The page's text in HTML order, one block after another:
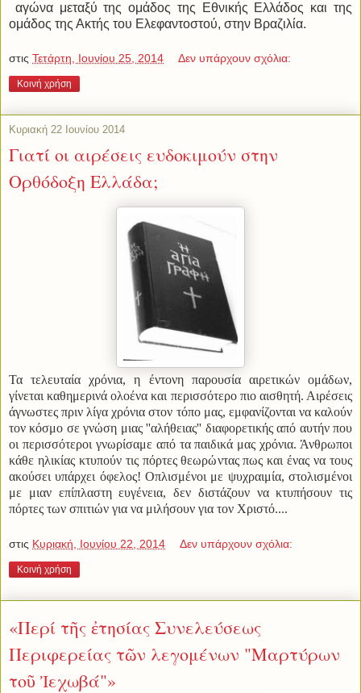
αγώνα μεταξύ της ομάδος της Εθνικής Ελλάδος και της
ομάδος της Ακτής του Ελεφαντοστού, στην Βραζιλία.
στις Τετάρτη, Ιουνίου 25, 2014 Δεν υπάρχουν σχόλια:
Κοινή χρήση
Κυριακή 22 Ιουνίου 2014
Γιατί οι αιρέσεις ευδοκιμούν στην
Ορθόδοξη Ελλάδα;
Τα τελευταία χρόνια, η έντονη παρουσία αιρετικών ομάδων,
γίνεται καθημερινά ολοένα και περισσότερο πιο αισθητή. Αιρέσεις
άγνωστες πριν λίγα χρόνια στον τόπο μας, εμφανίζονται να καλούν
τον κόσμο σε γνώση μιας ''αλήθειας'' διαφορετικής από αυτήν που
οι περισσότεροι γνωρίσαμε από τα παιδικά μας χρόνια. Άνθρωποι
κάθε ηλικίας κτυπούν τις πόρτες θεωρώντας πως και ένας να τους
ακούσει υπάρχει όφελος! Οπλισμένοι με ψυχραιμία, στολισμένοι
με μιαν επίπλαστη ευγένεια, δεν διστάζουν να κτυπήσουν τις
πόρτες των σπιτιών για να μιλήσουν για τον Χριστό....
στις Κυριακή, Ιουνίου 22, 2014 Δεν υπάρχουν σχόλια:
Κοινή χρήση
«Περί τῆς ἐτησίας Συνελεύσεως
Περιφερείας τῶν λεγομένων "Μαρτύρων
τοῦ Ἰεχωβά"»